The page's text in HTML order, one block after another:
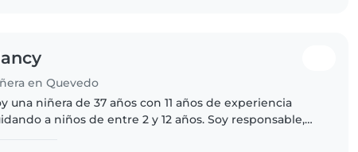
en Quevedo
una niñera de 37 años con 11 años de experiencia
a niños de entre 2 y 12 años. Soy responsable,